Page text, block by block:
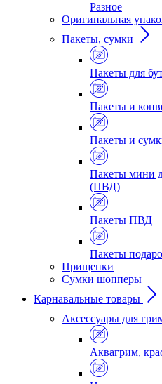
Разное
Оригинальная
Пакеты, сумки
Пакеты для
Пакеты и
Пакеты и
Пакеты мини
(ПВД)
Пакеты ПВД
Пакеты
Прищепки
Сумки шопперы
Карнавальные товары
Аксессуары для
Аквагрим,